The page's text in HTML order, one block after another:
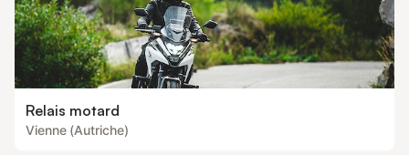
Relais motard
Vienne (Autriche)